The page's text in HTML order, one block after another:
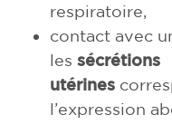
respiratoire,
contact avec
les sécrétions
utérines
l’expression